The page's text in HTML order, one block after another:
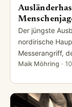
Der jüngste
nordirische
Messerangriff,
Maik Möhring ·